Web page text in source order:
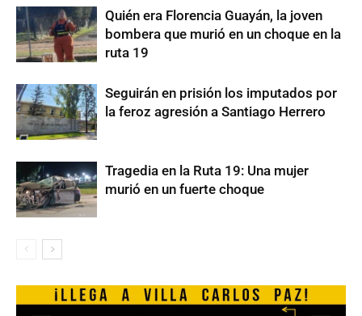
Quién era Florencia Guayán, la joven
bombera que murió en un choque en la
ruta 19
Seguirán en prisión los imputados por
la feroz agresión a Santiago Herrero
Tragedia en la Ruta 19: Una mujer
murió en un fuerte choque